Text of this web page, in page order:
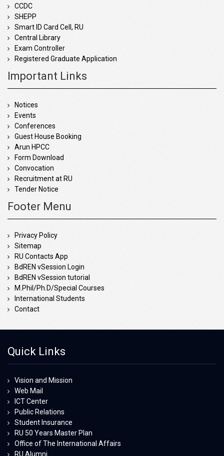
CCDC
SHEPP
Smart ID Card Cell, RU
Central Library
Exam Controller
Registered Graduate Application
Important Links
Notices
Events
Conferences
Guest House Booking
Arun HPCC
Form Download
Convocation
Recruitment at RU
Tender Notice
Footer Menu
Privacy Policy
Sitemap
RU Contacts App
BdREN vSession Login
BdREN vSession tutorial
M.Phil/Ph.D/Special Courses
International Students
Contact
Quick Links
Vision and Mission
Web Mail
ICT Center
Public Relations
Student Insurance
RU 50 Years Master Plan
Office of The International Affairs
RU Alumni